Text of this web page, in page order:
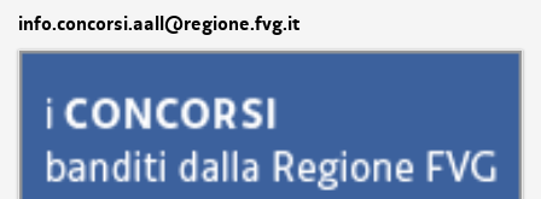
info.concorsi.aall@regione.fvg.it